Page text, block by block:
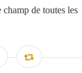
de toutes les